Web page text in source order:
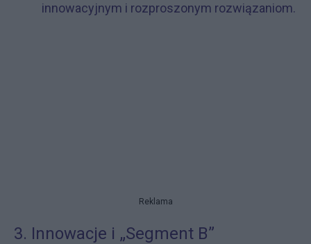
innowacyjnym i rozproszonym rozwiązaniom.
Reklama
3. Innowacje i „Segment B”